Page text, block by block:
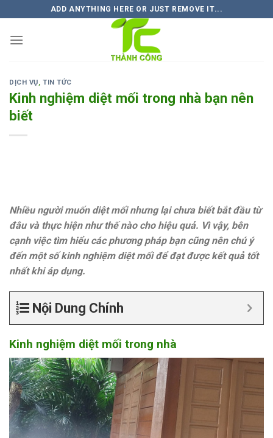
to
content
ADD ANYTHING HERE OR JUST REMOVE IT...
DỊCH VỤ,TIN TỨC
Kinh nghiệm diệt mối trong nhà bạn nên
biết
Nhiều người muốn diệt mối nhưng lại chưa biết bắt đầu từ
đâu và thực hiện như thế nào cho hiệu quả. Vì vậy, bên
cạnh việc tìm hiểu các phương pháp bạn cũng nên chú ý
đến một số kinh nghiệm diệt mối để đạt được kết quả tốt
nhất khi áp dụng.
Nội Dung Chính
Kinh nghiệm diệt mối trong nhà